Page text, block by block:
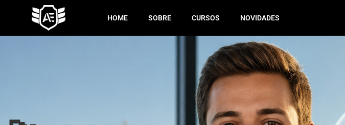
HOME SOBRE CURSOS NOVIDADES